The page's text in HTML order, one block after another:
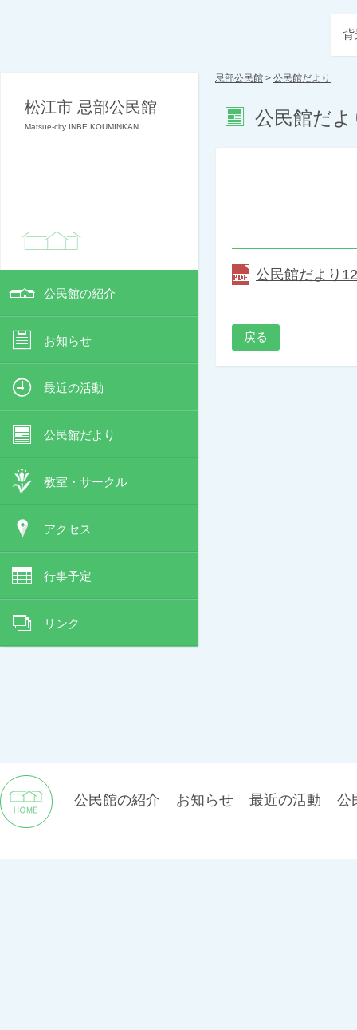
松江市 忌部公民館
Matsue-city INBE KOUMINKAN
公民館の紹介
お知らせ
最近の活動
公民館だより
教室・サークル
アクセス
行事予定
リンク
背
忌部公民館 > 公民館だより
公民館だよ
公民館だより
戻る
公民館の紹介 お知らせ 最近の活動 公